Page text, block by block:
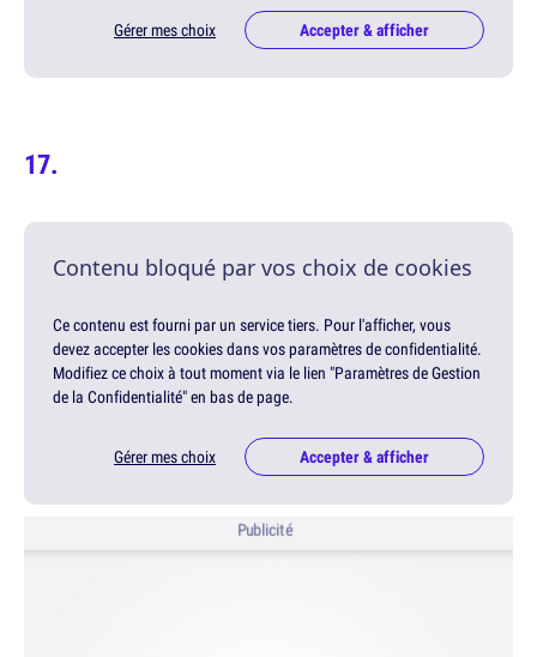
Gérer mes choix Accepter & afficher
Contenu bloqué par vos choix de cookies
Ce contenu est fourni par un service tiers. Pour l'afficher, vous
devez accepter les cookies dans vos paramètres de confidentialité.
Modifiez ce choix à tout moment via le lien "Paramètres de Gestion
de la Confidentialité" en bas de page.
Gérer mes choix Accepter & afficher
Publicité